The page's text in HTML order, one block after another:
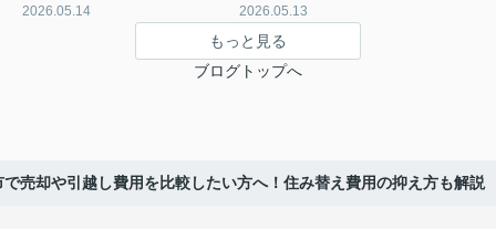
2026.05.14 2026.05.13
もっと見る
ブログトップへ
で売却や引越し費用を比較したい方へ！住み替え費用の抑え方も解説